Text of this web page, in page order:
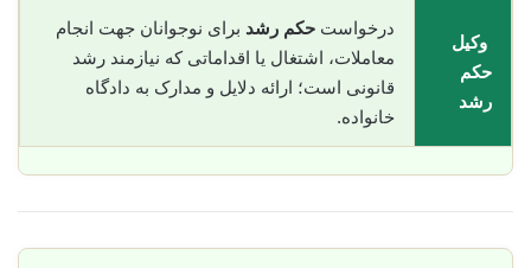
وکیل
حکم
رشد
درخواست حکم رشد برای نوجوانان جهت انجام
معاملات، اشتغال یا اقداماتی که نیازمند رشد
قانونی است؛ ارائه دلایل و مدارک به دادگاه
خانواده.